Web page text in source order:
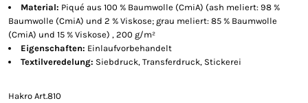
Material: Piqué aus 100 % Baumwolle (CmiA) (ash meliert: 98 %
Baumwolle (CmiA) und 2 % Viskose; grau meliert: 85 % Baumwolle
(CmiA) und 15 % Viskose) , 200 g/m²
Eigenschaften: Einlaufvorbehandelt
Textilveredelung: Siebdruck, Transferdruck, Stickerei
Hakro Art.810